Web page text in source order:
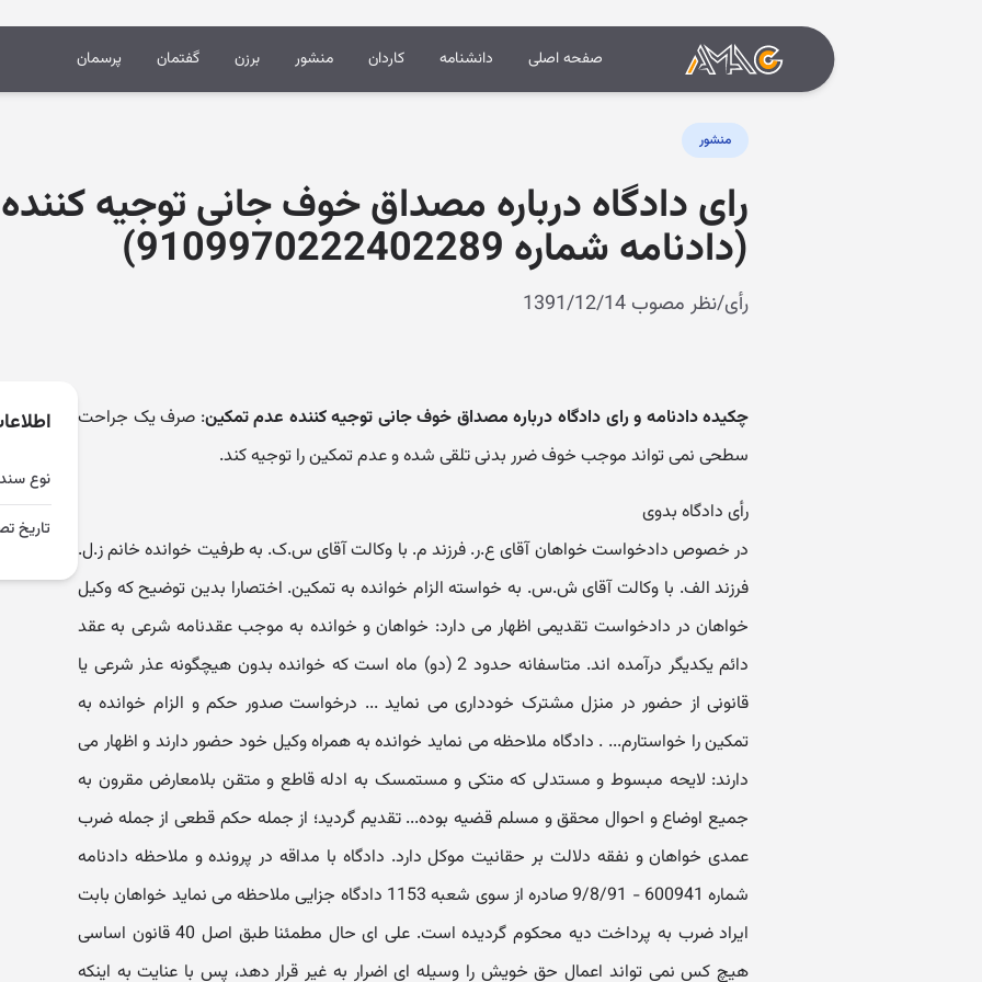
صفحه اصلی دانشنامه کاردان منشور برزن گفتمان پرسمان
منشور
رای دادگاه درباره مصداق خوف جانی توجیه
(دادنامه شماره 9109970222402289)
رأی/نظر مصوب 1391/12/14
چکیده دادنامه و رای دادگاه درباره مصداق خوف جانی توجیه کننده عدم تمکین: صرف یک جراحت
سطحی نمی تواند موجب خوف ضرر بدنی تلقی شده و عدم تمکین را توجیه کند.
رأی دادگاه بدوی
در خصوص دادخواست خواهان آقای ع.ر. فرزند م. با وکالت آقای س.ک. به طرفیت خوانده خانم ز.ل.
فرزند الف. با وکالت آقای ش.س. به خواسته الزام خوانده به تمکین. اختصارا بدین توضیح که وکیل
خواهان در دادخواست تقدیمی اظهار می دارد: خواهان و خوانده به موجب عقدنامه شرعی به عقد
دائم یکدیگر درآمده اند. متاسفانه حدود 2 (دو) ماه است که خوانده بدون هیچگونه عذر شرعی یا
قانونی از حضور در منزل مشترک خودداری می نماید ... درخواست صدور حکم و الزام خوانده به
تمکین را خواستارم... . دادگاه ملاحظه می نماید خوانده به همراه وکیل خود حضور دارند و اظهار می
دارند: لایحه مبسوط و مستدلی که متکی و مستمسک به ادله قاطع و متقن بلامعارض مقرون به
جمیع اوضاع و احوال محقق و مسلم قضیه بوده... تقدیم گردید؛ از جمله حکم قطعی از جمله ضرب
عمدی خواهان و نفقه دلالت بر حقانیت موکل دارد. دادگاه با مداقه در پرونده و ملاحظه دادنامه
شماره 600941 - 9/8/91 صادره از سوی شعبه 1153 دادگاه جزایی ملاحظه می نماید خواهان بابت
ایراد ضرب به پرداخت دیه محکوم گردیده است. علی ای حال مطمئنا طبق اصل 40 قانون اساسی
هیچ کس نمی تواند اعمال حق خویش را وسیله ای اضرار به غیر قرار دهد، پس با عنایت به اینکه
نوع سند
تاریخ